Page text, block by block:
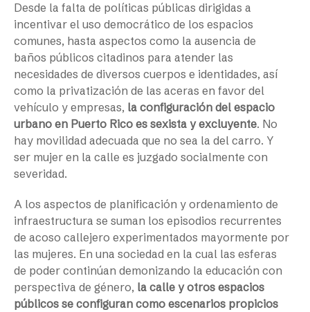
Desde la falta de políticas públicas dirigidas a
incentivar el uso democrático de los espacios
comunes, hasta aspectos como la ausencia de
baños públicos citadinos para atender las
necesidades de diversos cuerpos e identidades, así
como la privatización de las aceras en favor del
vehículo y empresas, la configuración del espacio
urbano en Puerto Rico es sexista y excluyente. No
hay movilidad adecuada que no sea la del carro. Y
ser mujer en la calle es juzgado socialmente con
severidad.
A los aspectos de planificación y ordenamiento de
infraestructura se suman los episodios recurrentes
de acoso callejero experimentados mayormente por
las mujeres. En una sociedad en la cual las esferas
de poder continúan demonizando la educación con
perspectiva de género, la calle y otros espacios
públicos se configuran como escenarios propicios